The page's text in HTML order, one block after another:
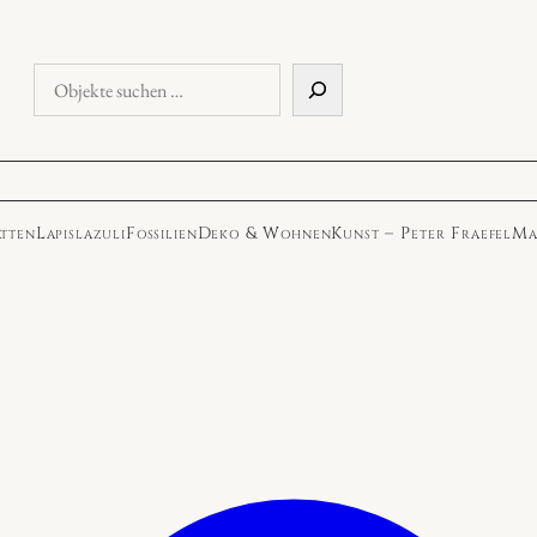
Objekte
suchen
LapislazuliFossilienDeko & WohnenKunst – Peter Fraefel